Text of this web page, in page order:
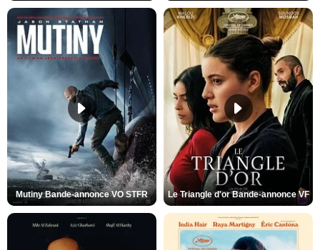
Mutiny Bande-annonce VO STFR Le Triangle d'or Bande-annonce VF